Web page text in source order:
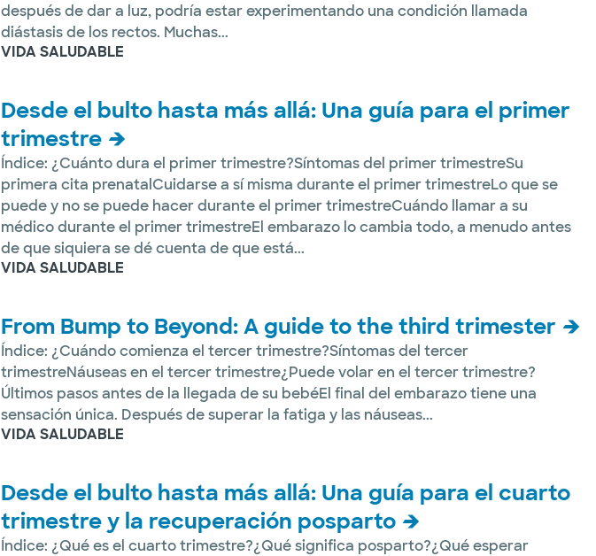
después de dar a luz, podría estar experimentando una condición llamada
diástasis de los rectos. Muchas...
VIDA SALUDABLE
Desde el bulto hasta más allá: Una guía para el primer
trimestre
Índice: ¿Cuánto dura el primer trimestre?Síntomas del primer trimestreSu
primera cita prenatalCuidarse a sí misma durante el primer trimestreLo que se
puede y no se puede hacer durante el primer trimestreCuándo llamar a su
médico durante el primer trimestreEl embarazo lo cambia todo, a menudo antes
de que siquiera se dé cuenta de que está...
VIDA SALUDABLE
From Bump to Beyond: A guide to the third trimester
Índice: ¿Cuándo comienza el tercer trimestre?Síntomas del tercer
trimestreNáuseas en el tercer trimestre¿Puede volar en el tercer trimestre?
Últimos pasos antes de la llegada de su bebéEl final del embarazo tiene una
sensación única. Después de superar la fatiga y las náuseas...
VIDA SALUDABLE
Desde el bulto hasta más allá: Una guía para el cuarto
trimestre y la recuperación posparto
Índice: ¿Qué es el cuarto trimestre?¿Qué significa posparto?¿Qué esperar